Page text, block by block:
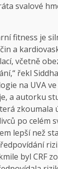
svalové
fitness je
a
včetně
řekl
na UVA
a autorku
zkoumala
po celém
lepší než
byl CRF